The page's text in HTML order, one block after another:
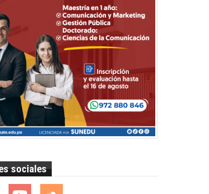
sociales